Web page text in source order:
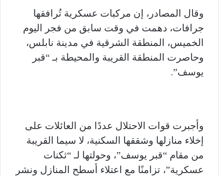
وقال المصادر، إن مركبات عسكرية تُرافقها
جرافات، دهمت في وقت سابق من فجر اليوم
الخميس، المنطقة الشرقية في مدينة نابلس،
وحاصرت المنطقة القريبة والمحيطة بـ “قبر
يوسف”.
وأجبرت قوات الاحتلال عددًا من العائلات على
إخلاء منازلها وشققها السكنية، لا سيما القريبة
من مقام “قبر يوسف”، وحولتها لـ “ثكنات
عسكرية”، تزامنًا مع اعتلاء أسطح المنازل ونشر